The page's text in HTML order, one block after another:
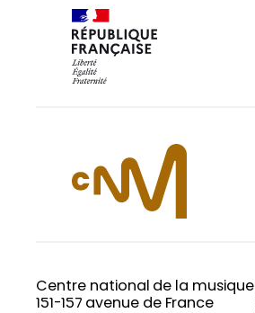
Centre national de la musique
151-157 avenue de France